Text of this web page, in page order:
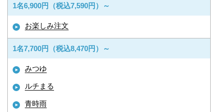
1名6,900円（税込7,590円）～
お楽しみ注文
1名7,700円（税込8,470円）～
みつゆ
ルチまる
青時雨